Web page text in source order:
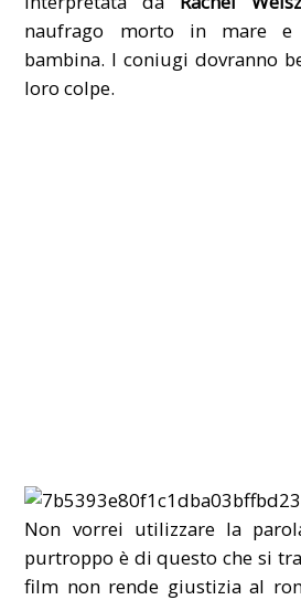
naufrago morto in mare
bambina. I coniugi dovranno
loro colpe.
Non vorrei utilizzare la
purtroppo è di questo che si
film non rende giustizia al